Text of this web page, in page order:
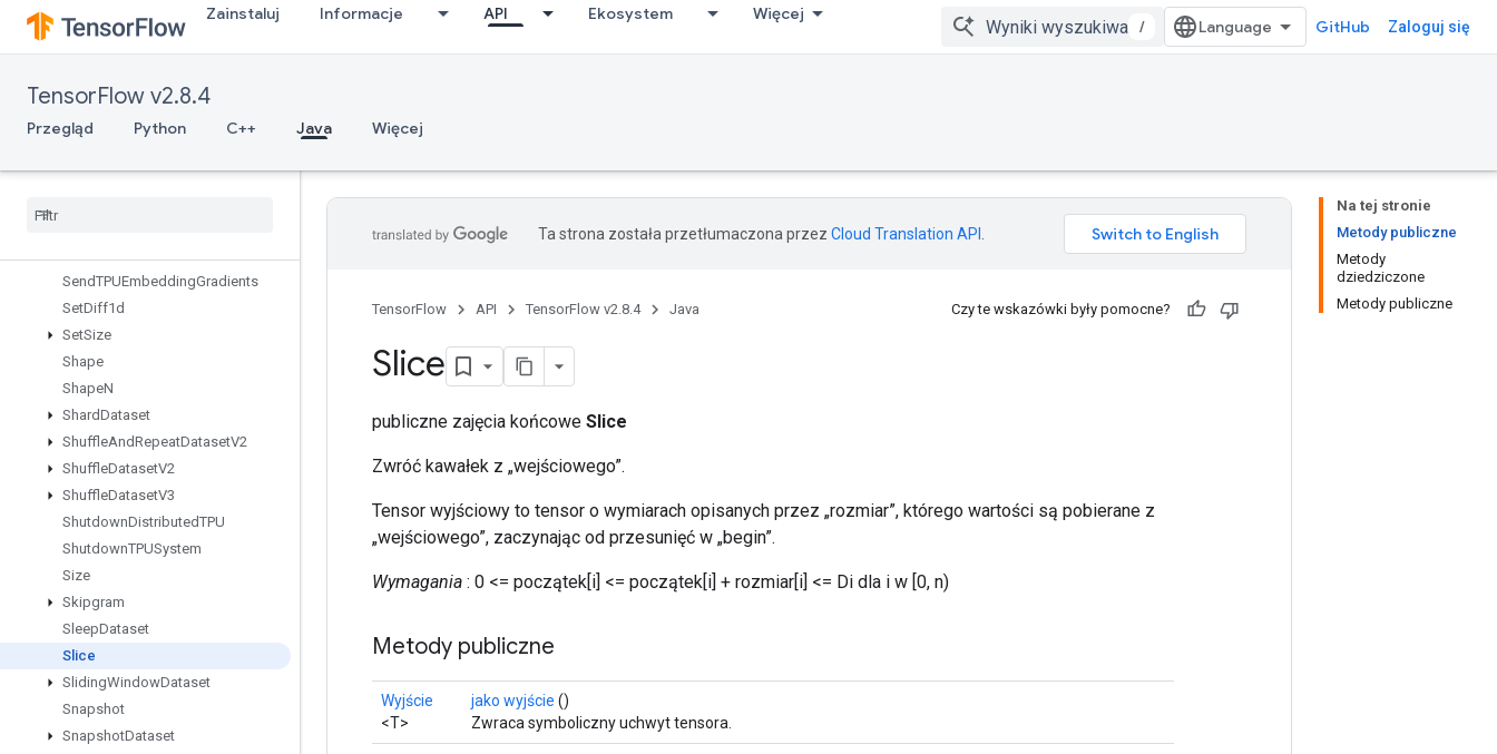
Zainstaluj Informacje API Ekosystem Więcej
/ GitHub Zaloguj się
TensorFlow v2.8.4
Przegląd Python C++ Java Więcej
ScatterNdSub
ScatterNdUpdate
ScatterUpdate
SegmentMaxV2
SegmentProdV2
SendTPUEmbeddingGradients
SetDiff1d
SetSize
Shape
ShapeN
ShardDataset
ShuffleAndRepeatDatasetV2
ShuffleDatasetV2
ShuffleDatasetV3
ShutdownDistributedTPU
ShutdownTPUSystem
Size
Skipgram
SleepDataset
Slice
SlidingWindowDataset
Snapshot
SnapshotDataset
Na tej stronie
Metody publiczne
Metody
dziedziczone
Metody publiczne
Ta strona została przetłumaczona przez Cloud Translation API
TensorFlow API TensorFlow v2.8.4 Java Czy te wskazówki były pomocne?
Slice
publiczne zajęcia końcowe Slice
Zwróć kawałek z „wejściowego”.
Tensor wyjściowy to tensor o wymiarach opisanych przez „rozmiar”, którego wartości są pobierane z
„wejściowego”, zaczynając od przesunięć w „begin”.
Wymagania : 0 <= początek[i] <= początek[i] + rozmiar[i] <= Di dla i w [0, n)
Metody publiczne
Wyjście
<T>
jako wyjście ()
Zwraca symboliczny uchwyt tensora.